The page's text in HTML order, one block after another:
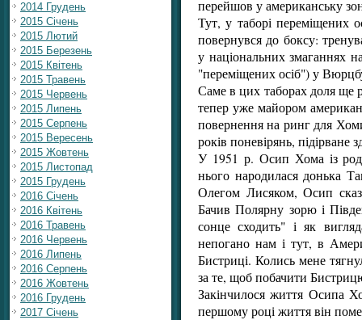
2014 Грудень
2015 Січень
2015 Лютий
2015 Березень
2015 Квітень
2015 Травень
2015 Червень
2015 Липень
2015 Серпень
2015 Вересень
2015 Жовтень
2015 Листопад
2015 Грудень
2016 Січень
2016 Квітень
2016 Травень
2016 Червень
2016 Липень
2016 Серпень
2016 Жовтень
2016 Грудень
2017 Січень
перейшов у американську
Тут, у таборі переміщених
повернувся до боксу:
у національних змаганнях
"переміщених осіб") у
Саме в цих таборах доля ще
тепер уже майором
повернення на ринг для
років поневірянь,
У 1951 р. Осип Хома із
нього народилася донька
Олегом Лисяком, Осип
Бачив Полярну зорю і
сонце сходить" і як
непогано нам і тут, в
Бистриці. Колись мене
за те, щоб побачити
Закінчилося життя Осипа
першому році життя він